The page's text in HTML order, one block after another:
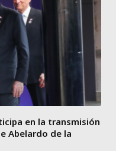
en la transmisión
Abelardo de la